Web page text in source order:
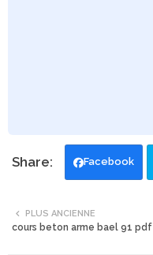
Facebook
PLUS ANCIENNE
cours beton arme bael 91 pdf